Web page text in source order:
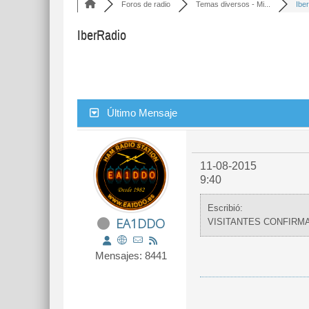
Foros de radio Temas diversos - Mi...
IberRadio
Último Mensaje
EA1DDO
Mensajes: 8441
11-08-2015
9:40
Escribió:
VISITANTES